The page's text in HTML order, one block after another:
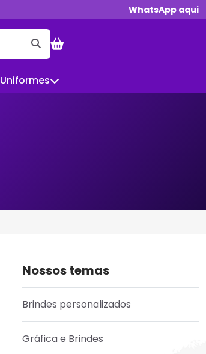
WhatsApp aqui
Uniformes
Nossos temas
Brindes personalizados
Gráfica e Brindes